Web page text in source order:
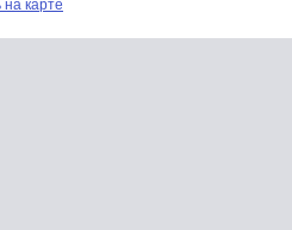
на карте